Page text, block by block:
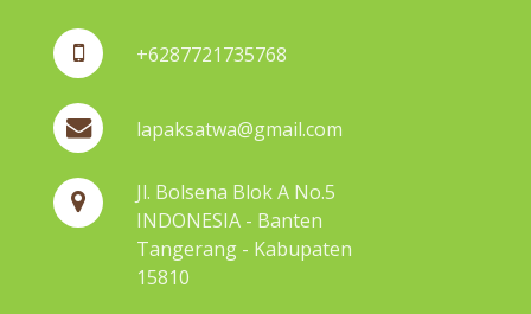
+6287721735768
lapaksatwa@gmail.com
Jl. Bolsena Blok A No.5
INDONESIA - Banten
Tangerang - Kabupaten
15810